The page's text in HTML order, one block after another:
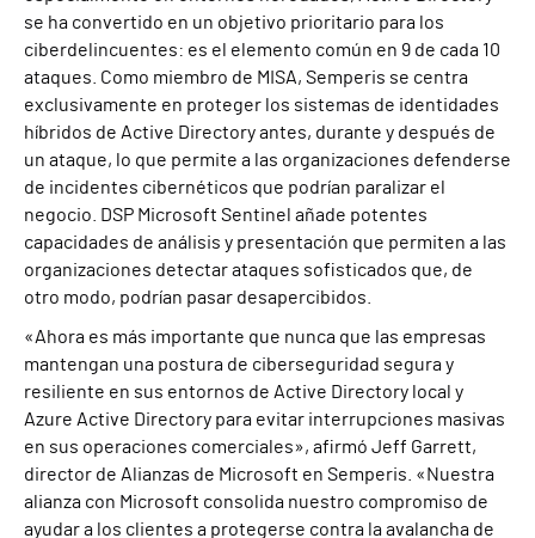
se ha convertido en un objetivo prioritario para los
ciberdelincuentes: es el elemento común en 9 de cada 10
ataques. Como miembro de MISA, Semperis se centra
exclusivamente en proteger los sistemas de identidades
híbridos de Active Directory antes, durante y después de
un ataque, lo que permite a las organizaciones defenderse
de incidentes cibernéticos que podrían paralizar el
negocio. DSP Microsoft Sentinel añade potentes
capacidades de análisis y presentación que permiten a las
organizaciones detectar ataques sofisticados que, de
otro modo, podrían pasar desapercibidos.
«Ahora es más importante que nunca que las empresas
mantengan una postura de ciberseguridad segura y
resiliente en sus entornos de Active Directory local y
Azure Active Directory para evitar interrupciones masivas
en sus operaciones comerciales», afirmó Jeff Garrett,
director de Alianzas de Microsoft en Semperis. «Nuestra
alianza con Microsoft consolida nuestro compromiso de
ayudar a los clientes a protegerse contra la avalancha de